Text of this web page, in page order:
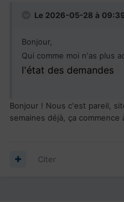
Le 2026-05-28 à
Bonjour,
Qui comme moi n'as plus
l'état des demandes
Bonjour ! Nous c'est pareil,
semaines déjà, ça commence
Citer